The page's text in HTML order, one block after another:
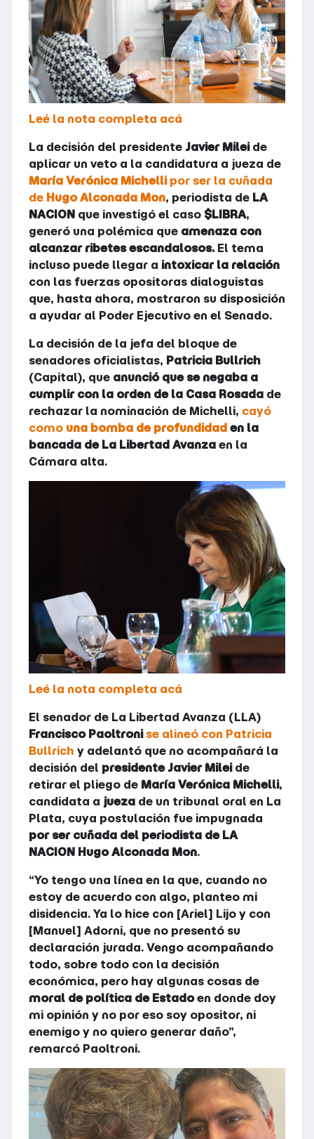
Leé la nota completa acá
La decisión del presidente Javier Milei de
aplicar un veto a la candidatura a jueza de
María Verónica Michelli por ser la cuñada
de Hugo Alconada Mon, periodista de LA
NACION que investigó el caso $LIBRA,
generó una polémica que amenaza con
alcanzar ribetes escandalosos. El tema
incluso puede llegar a intoxicar la relación
con las fuerzas opositoras dialoguistas
que, hasta ahora, mostraron su disposición
a ayudar al Poder Ejecutivo en el Senado.
La decisión de la jefa del bloque de
senadores oficialistas, Patricia Bullrich
(Capital), que anunció que se negaba a
cumplir con la orden de la Casa Rosada de
rechazar la nominación de Michelli, cayó
como una bomba de profundidad en la
bancada de La Libertad Avanza en la
Cámara alta.
Leé la nota completa acá
El senador de La Libertad Avanza (LLA)
Francisco Paoltroni se alineó con Patricia
Bullrich y adelantó que no acompañará la
decisión del presidente Javier Milei de
retirar el pliego de María Verónica Michelli,
candidata a jueza de un tribunal oral en La
Plata, cuya postulación fue impugnada
por ser cuñada del periodista de LA
NACION Hugo Alconada Mon.
“Yo tengo una línea en la que, cuando no
estoy de acuerdo con algo, planteo mi
disidencia. Ya lo hice con [Ariel] Lijo y con
[Manuel] Adorni, que no presentó su
declaración jurada. Vengo acompañando
todo, sobre todo con la decisión
económica, pero hay algunas cosas de
moral de política de Estadoen donde doy
mi opinión y no por eso soy opositor, ni
enemigo y no quiero generar daño”,
remarcó Paoltroni.